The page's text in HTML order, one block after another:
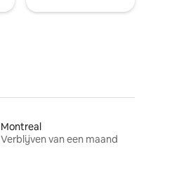
Montreal
Verblijven van een maand